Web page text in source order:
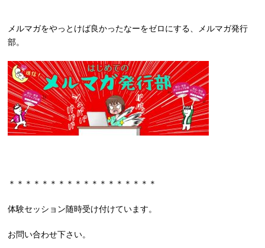
メルマガをやっとけば良かったなーをゼロにする、メルマガ発行
部。
＊＊＊＊＊＊＊＊＊＊＊＊＊＊＊＊＊＊
体験セッション随時受け付けています。
お問い合わせ下さい。